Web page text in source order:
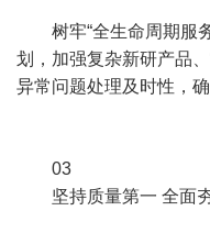
树牢“全生命周期服
划，加强复杂新研产品
异常问题处理及时性，
03
坚持质量第一 全面